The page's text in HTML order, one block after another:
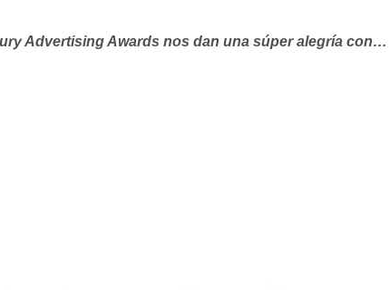
Advertising Awards nos dan una súper alegría con…